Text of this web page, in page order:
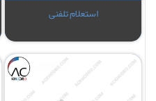
استعلام تلفنی